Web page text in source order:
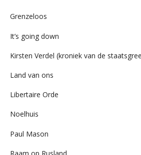
Grenzeloos
It’s going down
Kirsten Verdel (kroniek van de
Land van ons
Libertaire Orde
Noelhuis
Paul Mason